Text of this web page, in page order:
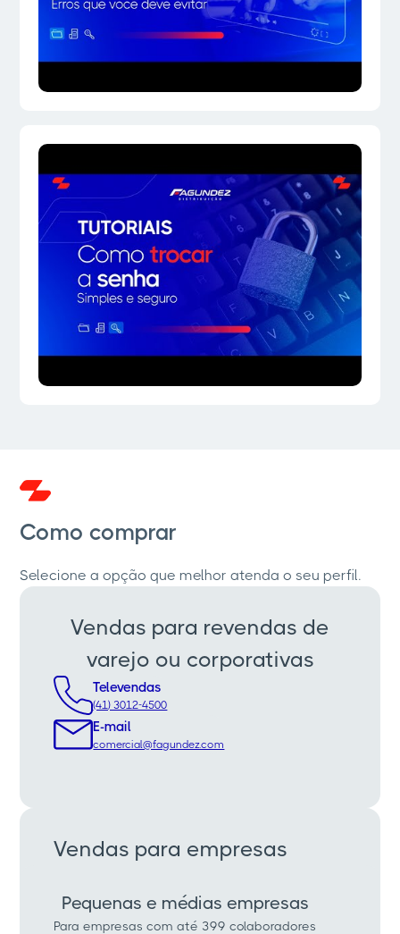
Como comprar
Selecione a opção que melhor atenda o seu perfil.
Vendas para revendas de
varejo ou corporativas
Televendas
(41) 3012-4500
E-mail
comercial@fagundez.com
Vendas para empresas
Pequenas e médias empresas
Para empresas com até 399 colaboradores